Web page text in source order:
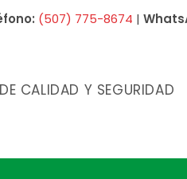
(507) 775-8674 |
CALIDAD Y SEGURIDAD